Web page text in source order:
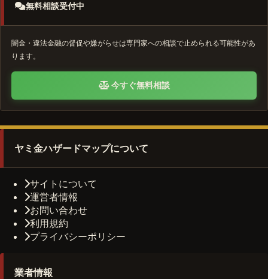
無料相談受付中
闇金・違法金融の督促や嫌がらせは専門家への相談で止められる可能性があ
ります。
今すぐ無料相談
ヤミ金ハザードマップについて
サイトについて
運営者情報
お問い合わせ
利用規約
プライバシーポリシー
業者情報